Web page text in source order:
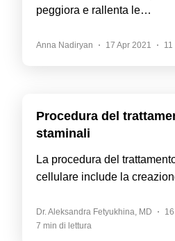
peggiora e rallenta le…
Anna Nadiryan 17 Apr 2021
Procedura del
staminali
La procedura del
cellulare include la
Dr. Aleksandra Fetyukhina, MD
7 min di lettura